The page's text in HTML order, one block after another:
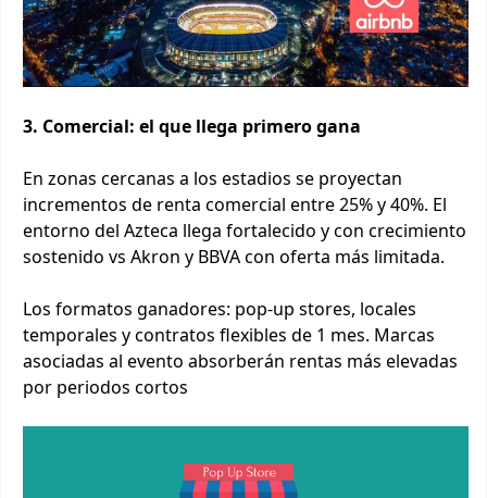
3. Comercial: el que llega primero gana
En zonas cercanas a los estadios se proyectan
incrementos de renta comercial entre 25% y 40%. El
entorno del Azteca llega fortalecido y con crecimiento
sostenido vs Akron y BBVA con oferta más limitada.
Los formatos ganadores: pop-up stores, locales
temporales y contratos flexibles de 1 mes. Marcas
asociadas al evento absorberán rentas más elevadas
por periodos cortos